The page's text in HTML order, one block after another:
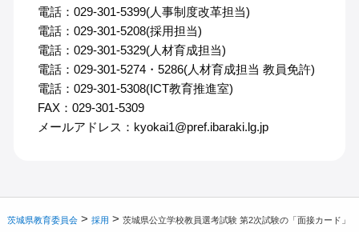
電話：029-301-5399(人事制度改革担当)
電話：029-301-5208(採用担当)
電話：029-301-5329(人材育成担当)
電話：029-301-5274・5286(人材育成担当 教員免許)
電話：029-301-5308(ICT教育推進室)
FAX：029-301-5309
メールアドレス：kyokai1@pref.ibaraki.lg.jp
茨城県教育委員会 >採用 >茨城県公立学校教員選考試験 第2次試験の「面接カード」